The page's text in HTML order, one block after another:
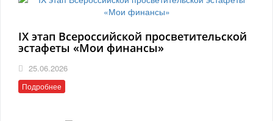
IX этап Всероссийской просветительской
эстафеты «Мои финансы»
25.06.2026
Подробнее